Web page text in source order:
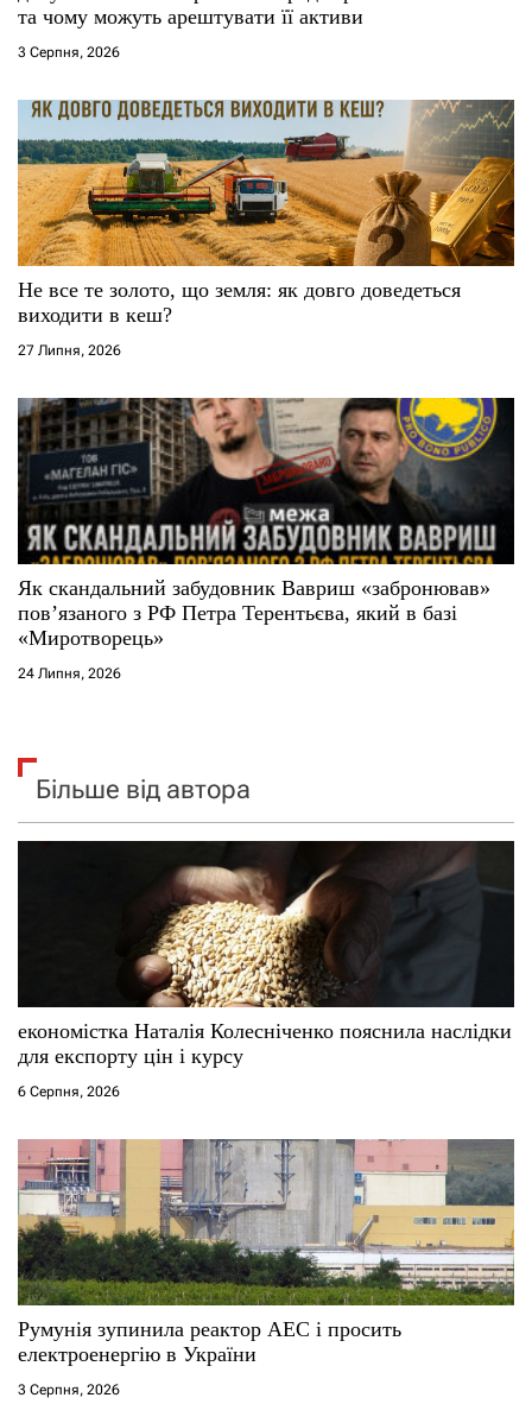
і
та чому можуть арештувати її активи
3 Серпня, 2026
Не все те золото, що земля: як довго доведеться
виходити в кеш?
27 Липня, 2026
Як скандальний забудовник Вавриш «забронював»
повʼязаного з РФ Петра Терентьєва, який в базі
«Миротворець»
24 Липня, 2026
Більше від автора
економістка Наталія Колесніченко пояснила наслідки
для експорту цін і курсу
6 Серпня, 2026
Румунія зупинила реактор АЕС і просить
електроенергію в України
3 Серпня, 2026